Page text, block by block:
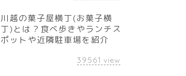
川越の菓子屋横丁(お菓子横
丁)とは？食べ歩きやランチス
ポットや近隣駐車場を紹介
39561 view